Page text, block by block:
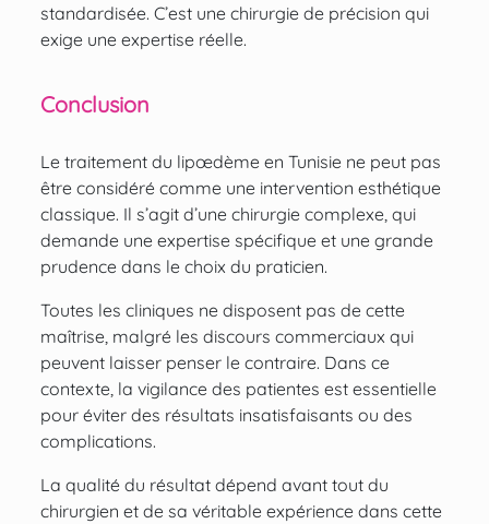
standardisée. C’est une chirurgie de précision qui
exige une expertise réelle.
Conclusion
Le traitement du lipœdème en Tunisie ne peut pas
être considéré comme une intervention esthétique
classique. Il s’agit d’une chirurgie complexe, qui
demande une expertise spécifique et une grande
prudence dans le choix du praticien.
Toutes les cliniques ne disposent pas de cette
maîtrise, malgré les discours commerciaux qui
peuvent laisser penser le contraire. Dans ce
contexte, la vigilance des patientes est essentielle
pour éviter des résultats insatisfaisants ou des
complications.
La qualité du résultat dépend avant tout du
chirurgien et de sa véritable expérience dans cette